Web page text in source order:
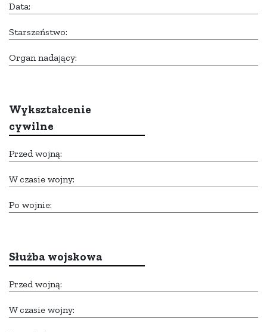
Data:
Starszeństwo:
Organ nadający:
Wykształcenie
cywilne
Przed wojną:
W czasie wojny:
Po wojnie:
Służba wojskowa
Przed wojną:
W czasie wojny: